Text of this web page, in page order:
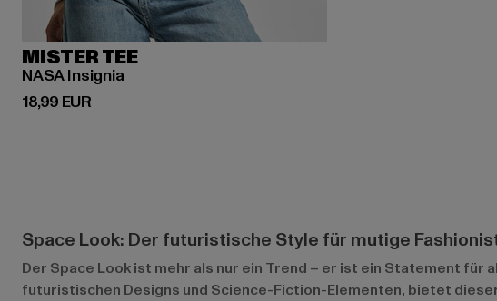
MISTER TEE
NASA Insignia
18,99 EUR
Derzeitiger Preis: 18,99 EUR
Space Look: Der futuristische Style für mutige
Der Space Look ist mehr als nur ein Trend – er ist ein Statement
futuristischen Designs und Science-Fiction-Elementen, bietet